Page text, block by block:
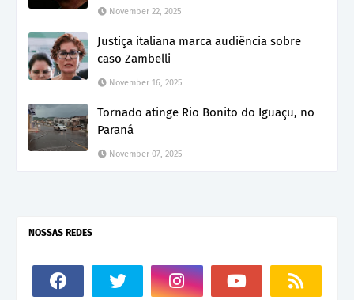
November 22, 2025
Justiça italiana marca audiência sobre
caso Zambelli
November 16, 2025
Tornado atinge Rio Bonito do Iguaçu, no
Paraná
November 07, 2025
NOSSAS REDES